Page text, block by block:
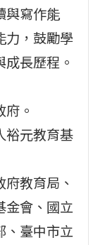
與寫作能
力，鼓勵學
長歷程。
。
裕元教育基
教育局、
金會、國立
、臺中市立